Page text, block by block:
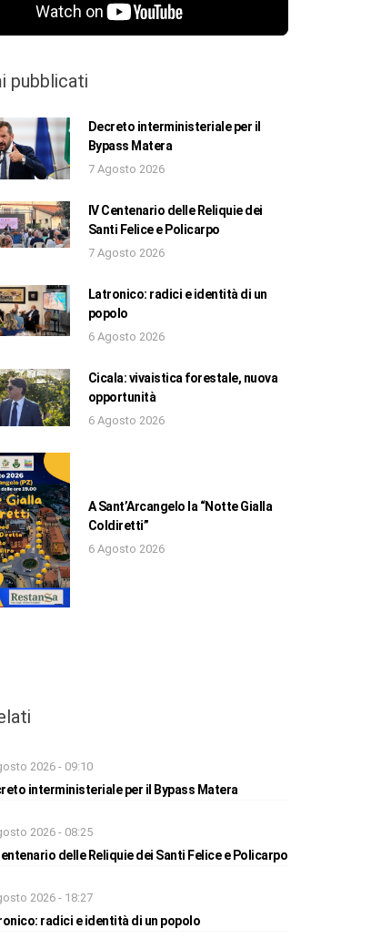
pubblicati
Decreto interministeriale per il
Bypass Matera
7 Agosto 2026
IV Centenario delle Reliquie dei
Santi Felice e Policarpo
7 Agosto 2026
Latronico: radici e identità di un
popolo
6 Agosto 2026
Cicala: vivaistica forestale, nuova
opportunità
6 Agosto 2026
A Sant’Arcangelo la “Notte Gialla
Coldiretti”
6 Agosto 2026
2026 - 09:10
interministeriale per il Bypass Matera
2026 - 08:25
delle Reliquie dei Santi Felice e Policarpo
2026 - 18:27
radici e identità di un popolo